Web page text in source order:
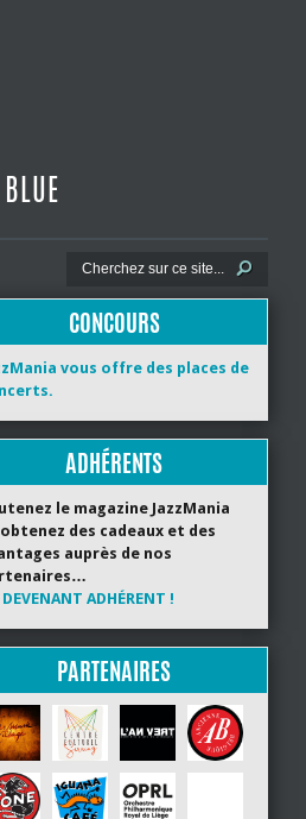
CONCOURS
vous offre des places de
ADHÉRENTS
le magazine JazzMania
des cadeaux et des
auprès de nos
DEVENANT ADHÉRENT !
PARTENAIRES